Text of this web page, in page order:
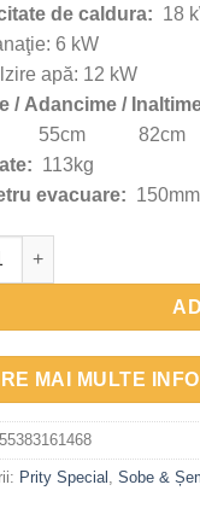
de caldura: 18
6 kW
apă: 12 kW
/ Adancime /
55cm 82cm
113kg
evacuare: 150mm
Semineu metalic,
MAI MULTE
Prity Special , Sobe &